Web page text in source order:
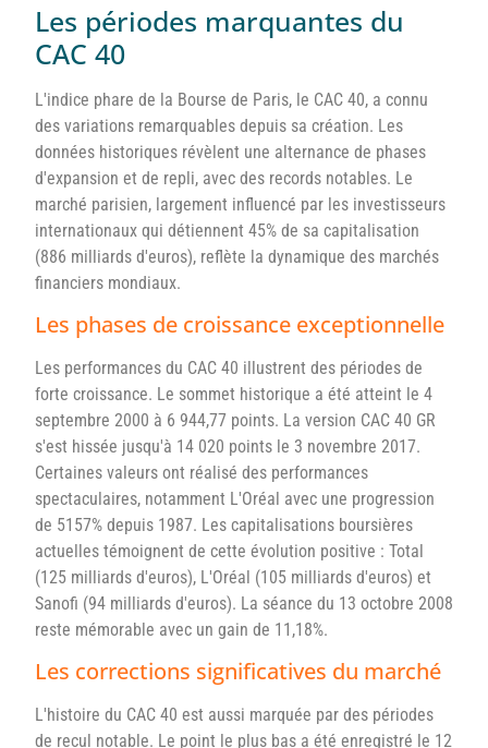
Les périodes marquantes du
CAC 40
L'indice phare de la Bourse de Paris, le CAC 40, a connu
des variations remarquables depuis sa création. Les
données historiques révèlent une alternance de phases
d'expansion et de repli, avec des records notables. Le
marché parisien, largement influencé par les investisseurs
internationaux qui détiennent 45% de sa capitalisation
(886 milliards d'euros), reflète la dynamique des marchés
financiers mondiaux.
Les phases de croissance exceptionnelle
Les performances du CAC 40 illustrent des périodes de
forte croissance. Le sommet historique a été atteint le 4
septembre 2000 à 6 944,77 points. La version CAC 40 GR
s'est hissée jusqu'à 14 020 points le 3 novembre 2017.
Certaines valeurs ont réalisé des performances
spectaculaires, notamment L'Oréal avec une progression
de 5157% depuis 1987. Les capitalisations boursières
actuelles témoignent de cette évolution positive : Total
(125 milliards d'euros), L'Oréal (105 milliards d'euros) et
Sanofi (94 milliards d'euros). La séance du 13 octobre 2008
reste mémorable avec un gain de 11,18%.
Les corrections significatives du marché
L'histoire du CAC 40 est aussi marquée par des périodes
de recul notable. Le point le plus bas a été enregistré le 12